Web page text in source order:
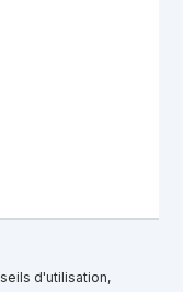
d'utilisation,